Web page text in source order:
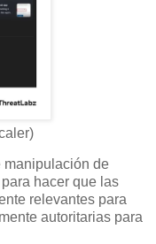
manipulación de
hacer que las
relevantes para
autoritarias para